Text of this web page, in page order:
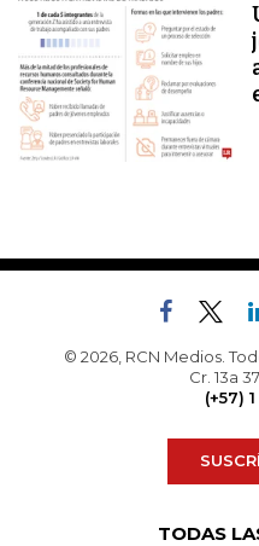
© 2026, RCN Medios.
Cr. 13a
(+57)
TODAS